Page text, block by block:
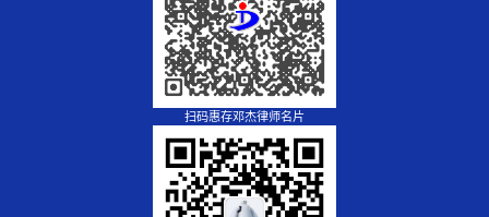
扫码惠存邓杰律师名片